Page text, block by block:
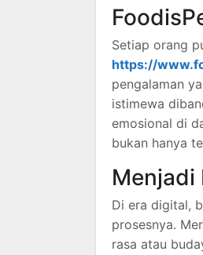
Setiap orang
https://
pengalaman
istimewa
emosional di
bukan hanya
Menjadi
Di era digital,
prosesnya.
rasa atau